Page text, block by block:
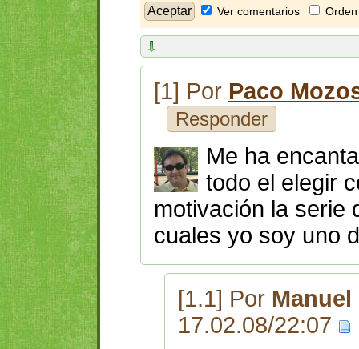
Ver comentarios
[1] Por Paco
Responder
Me ha
todo el elegir
motivación la serie
cuales yo soy uno
[1.1] Por
17.02.08/22:07